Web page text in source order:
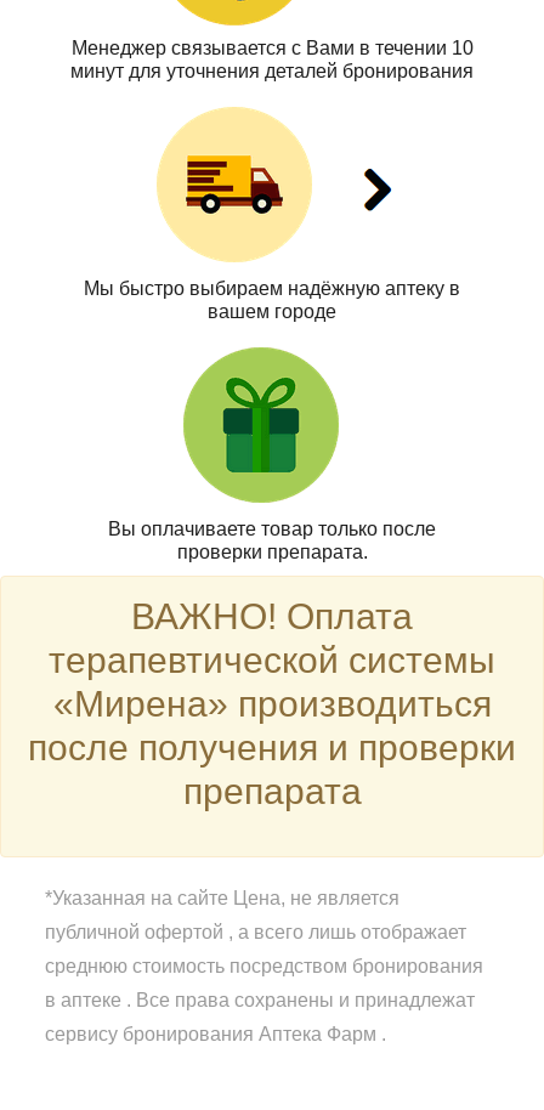
Менеджер связывается с Вами в течении 10
минут для уточнения деталей бронирования
Мы быстро выбираем надёжную аптеку в
вашем городе
Вы оплачиваете товар только после
проверки препарата.
ВАЖНО! Оплата
терапевтической системы
«Мирена» производиться
после получения и проверки
препарата
*Указанная на сайте Цена, не является
публичной офертой , а всего лишь отображает
среднюю стоимость посредством бронирования
в аптеке . Все права сохранены и принадлежат
сервису бронирования Аптека Фарм .